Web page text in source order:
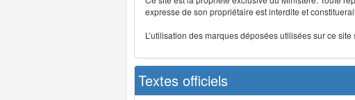
expresse de son propriétaire est interdite et
L’utilisation des marques déposées utilisées sur ce
Textes officiels